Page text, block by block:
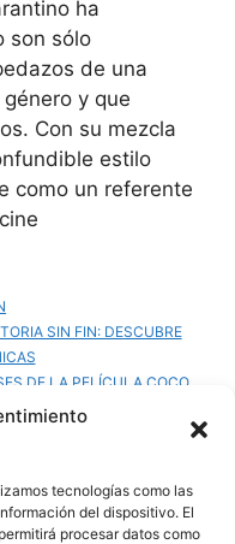
tecnologías como las
del dispositivo. El
procesar datos como
ha
son sólo
de una
y que
Con su mezcla
estilo
como un referente
SIN FIN: DESCUBRE
DE LA PELÍCULA COCO